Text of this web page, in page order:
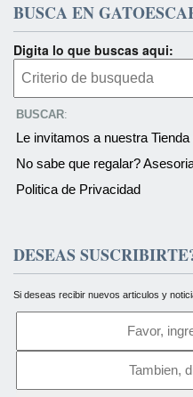
BUSCA EN
Digita lo que buscas aqui:
BUSCAR:
Le invitamos a nuestra Tienda
No sabe que regalar?
Politica de Privacidad
DESEAS
Si deseas recibir nuevos articulos y